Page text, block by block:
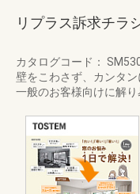
リプラス訴求チラ
カタログコード：
壁をこわさず、カンタ
一般のお客様向けに解り